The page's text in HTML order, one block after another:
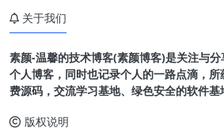
关于我们
素颜-温馨的技术博客(素颜博客)是关注与
个人博客，同时也记录个人的一路点滴，
费源码，交流学习基地、绿色安全的软件基
版权说明